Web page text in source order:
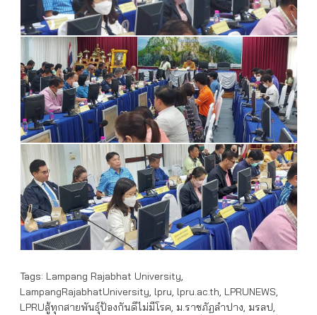
Tags: Lampang Rajabhat University,
LampangRajabhatUniversity, lpru, lpru.ac.th, LPRUNEWS,
LPRUสู้ทุกสายพันธุ์ป้องกันดีไม่มีโรค, ม.ราชภัฏลำปาง, มรลป,